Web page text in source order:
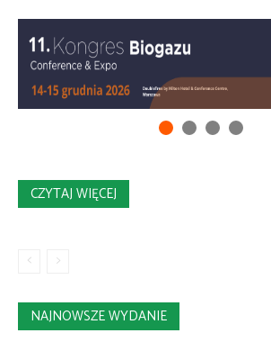
CZYTAJ WIĘCEJ
NAJNOWSZE WYDANIE